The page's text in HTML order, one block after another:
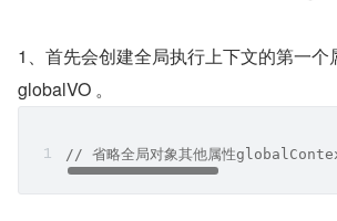
1、首先会创建全局执行上下文的第一个
globalVO 。
// 省略全局对象其他属性